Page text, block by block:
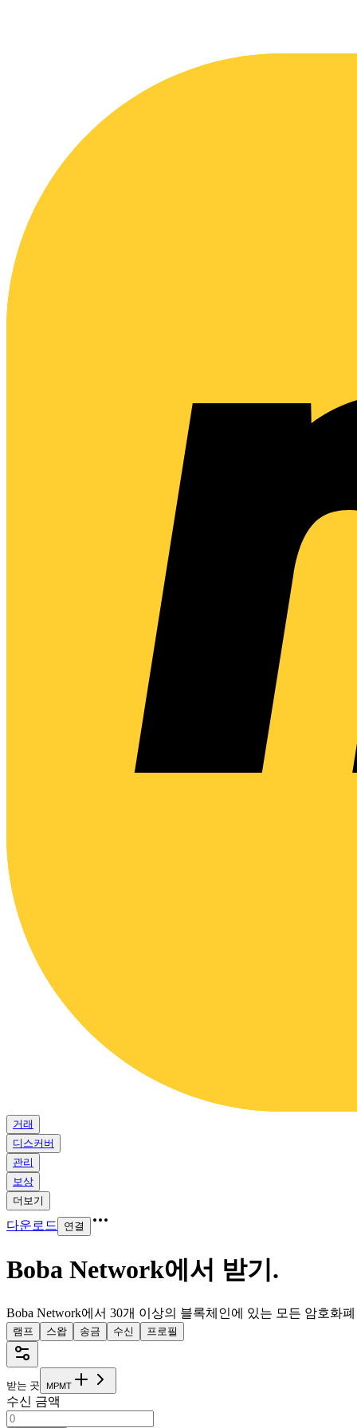
거래
디스커버
관리
보상
더보기
다운로드 연결
Boba Network에서 받기.
Boba Network에서 30개 이상의 블록체인에 있는 모든 암호화
램프 스왑 송금 수신 프로필
받는 곳 MPMT
수신 금액